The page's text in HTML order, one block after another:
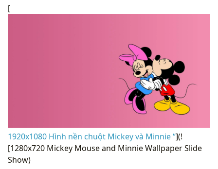
[
1920x1080 Hình nền chuột Mickey và Minnie “](!
[1280x720 Mickey Mouse and Minnie Wallpaper Slide
Show)